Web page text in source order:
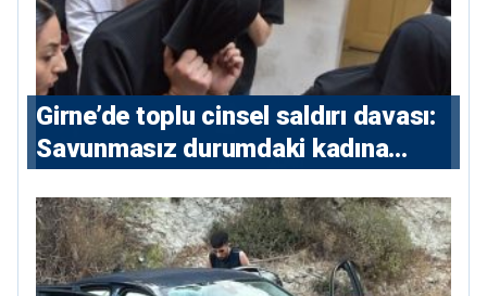
Girne’de toplu cinsel saldırı davası:
Savunmasız durumdaki kadına